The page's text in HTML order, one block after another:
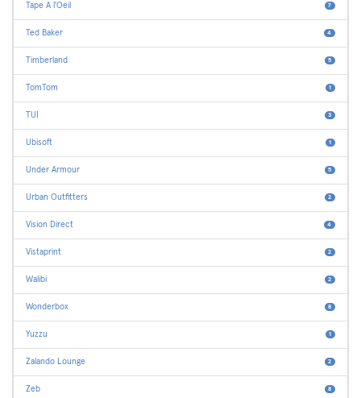
Tape A l'Oeil 7
Ted Baker 4
Timberland 5
TomTom 1
TUI 3
Ubisoft 1
Under Armour 5
Urban Outfitters 2
Vision Direct 4
Vistaprint 2
Walibi 2
Wonderbox 8
Yuzzu 1
Zalando Lounge 2
Zeb 8